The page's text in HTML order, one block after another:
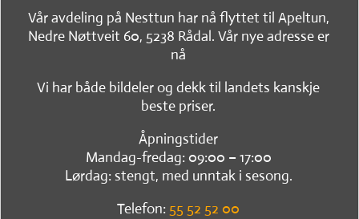
Vår avdeling på Nesttun har nå flyttet til Apeltun,
Nedre Nøttveit 60, 5238 Rådal. Vår nye adresse er
nå
Vi har både bildeler og dekk til landets kanskje
beste priser.
Åpningstider
Mandag-fredag: 09:00 – 17:00
Lørdag: stengt, med unntak i sesong.
Telefon: 55 52 52 00